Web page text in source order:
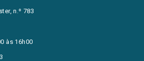
n.º 783
às 16h00